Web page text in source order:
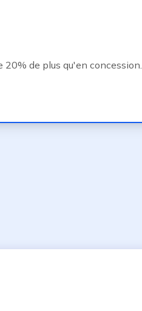
de plus qu'en concession.